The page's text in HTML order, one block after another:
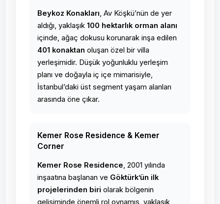
Beykoz Konakları, Av Köşkü’nün de yer
aldığı, yaklaşık 100 hektarlık orman alanı
içinde, ağaç dokusu korunarak inşa edilen
401 konaktan oluşan özel bir villa
yerleşimidir. Düşük yoğunluklu yerleşim
planı ve doğayla iç içe mimarisiyle,
İstanbul’daki üst segment yaşam alanları
arasında öne çıkar.
Kemer Rose Residence & Kemer
Corner
Kemer Rose Residence, 2001 yılında
inşaatına başlanan ve Göktürk’ün ilk
projelerinden biri olarak bölgenin
gelişiminde önemli rol oynamış, yaklaşık